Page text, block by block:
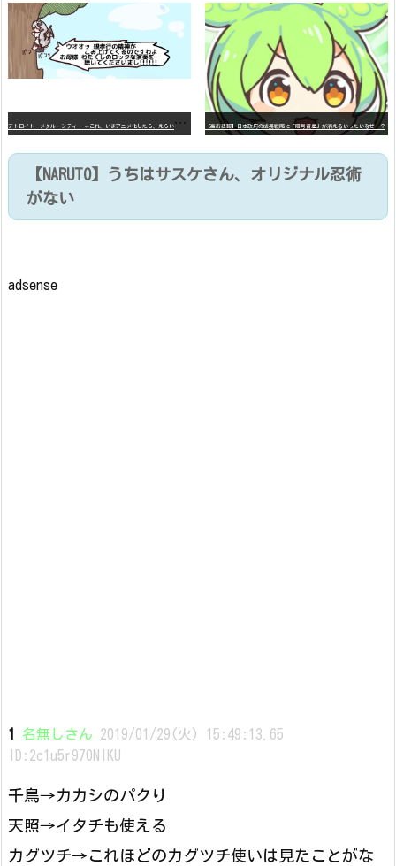
デ
トロイト・メタル・シティー ⇐これ、いまアニメ化したら、えらいことになってたよな？ 【高市悲報】日本政府の成長戦略に「暗号資産」が消えるいったいなぜ…？
【NARUTO】うちはサスケさん、オリジナル忍術
がない
adsense
1 名無しさん 2019/01/29(火) 15:49:13.65
ID:2c1u5r970NIKU
千鳥→カカシのパクり
天照→イタチも使える
カグツチ→これほどのカグツチ使いは見たことがな